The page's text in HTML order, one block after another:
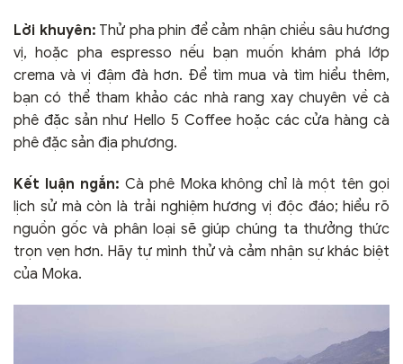
Lời khuyên: Thử pha phin để cảm nhận chiều sâu hương
vị, hoặc pha espresso nếu bạn muốn khám phá lớp
crema và vị đậm đà hơn. Để tìm mua và tìm hiểu thêm,
bạn có thể tham khảo các nhà rang xay chuyên về cà
phê đặc sản như Hello 5 Coffee hoặc các cửa hàng cà
phê đặc sản địa phương.
Kết luận ngắn: Cà phê Moka không chỉ là một tên gọi
lịch sử mà còn là trải nghiệm hương vị độc đáo; hiểu rõ
nguồn gốc và phân loại sẽ giúp chúng ta thưởng thức
trọn vẹn hơn. Hãy tự mình thử và cảm nhận sự khác biệt
của Moka.